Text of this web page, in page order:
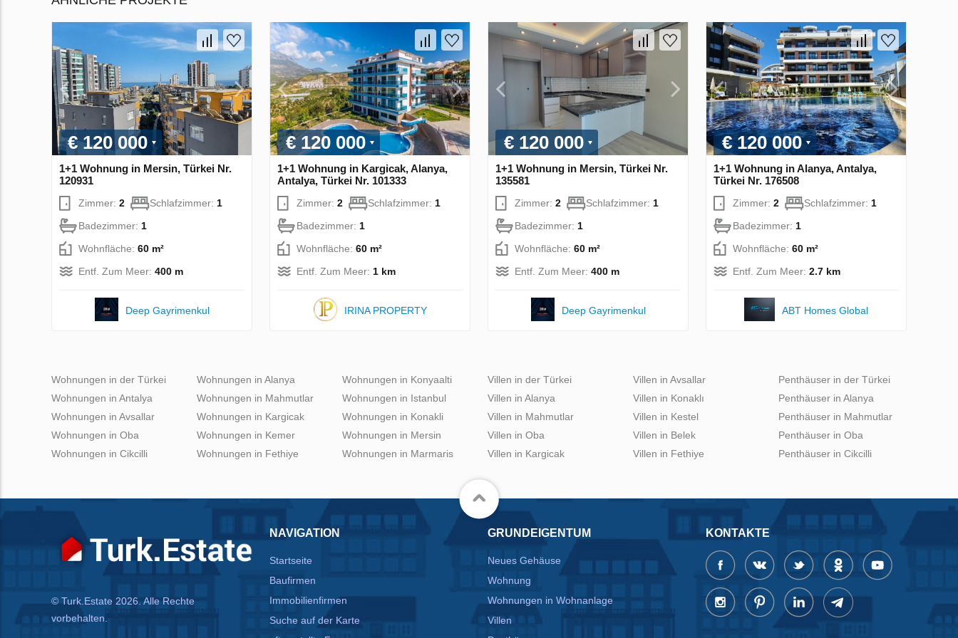
€ 120 000
1+1 Wohnung in Mersin, Türkei Nr.
120931
Zimmer: 2 Schlafzimmer: 1
Badezimmer: 1
Wohnfläche: 60 m²
Entf. Zum Meer: 400 m
Deep Gayrimenkul
€ 120 000
1+1 Wohnung in Kargicak, Alanya,
Antalya, Türkei Nr. 101333
Zimmer: 2 Schlafzimmer: 1
Badezimmer: 1
Wohnfläche: 60 m²
Entf. Zum Meer: 1 km
IRINA PROPERTY
€ 120 000
1+1 Wohnung in Mersin, Türkei Nr.
135581
Zimmer: 2 Schlafzimmer: 1
Badezimmer: 1
Wohnfläche: 60 m²
Entf. Zum Meer: 400 m
Deep Gayrimenkul
€ 120 000
1+1 Wohnung in Alanya, Antalya,
Türkei Nr. 176508
Zimmer: 2 Schlafzimmer: 1
Badezimmer: 1
Wohnfläche: 60 m²
Entf. Zum Meer: 2.7 km
ABT Homes Global
Wohnungen in der Türkei
Wohnungen in Antalya
Wohnungen in Avsallar
Wohnungen in Oba
Wohnungen in Cikcilli
Wohnungen in Alanya
Wohnungen in Mahmutlar
Wohnungen in Kargicak
Wohnungen in Kemer
Wohnungen in Fethiye
Wohnungen in Konyaalti
Wohnungen in Istanbul
Wohnungen in Konakli
Wohnungen in Mersin
Wohnungen in Marmaris
Villen in der Türkei
Villen in Alanya
Villen in Mahmutlar
Villen in Oba
Villen in Kargicak
Villen in Avsallar
Villen in Konaklı
Villen in Kestel
Villen in Belek
Villen in Fethiye
Penthäuser in der Türkei
Penthäuser in Alanya
Penthäuser in Mahmutlar
Penthäuser in Oba
Penthäuser in Cikcilli
© Turk.Estate 2026. Alle Rechte
vorbehalten.
NAVIGATION
Startseite
Baufirmen
Immobilienfirmen
Suche auf der Karte
GRUNDEIGENTUM
Neues Gehäuse
Wohnung
Wohnungen in Wohnanlage
Villen
KONTAKTE